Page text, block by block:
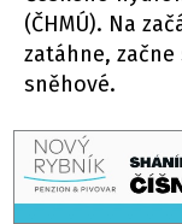
(ČHMÚ). Na
zatáhne,
sněhové.